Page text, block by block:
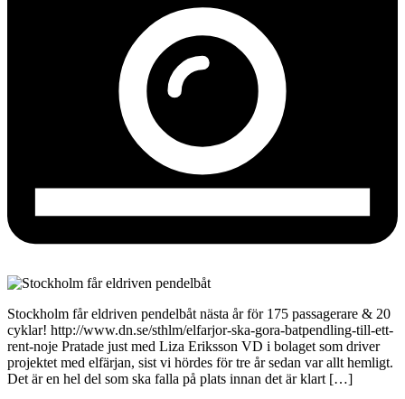
Stockholm får eldriven pendelbåt nästa år för 175 passagerare & 20
cyklar! http://www.dn.se/sthlm/elfarjor-ska-gora-batpendling-till-ett-
rent-noje Pratade just med Liza Eriksson VD i bolaget som driver
projektet med elfärjan, sist vi hördes för tre år sedan var allt hemligt.
Det är en hel del som ska falla på plats innan det är klart […]